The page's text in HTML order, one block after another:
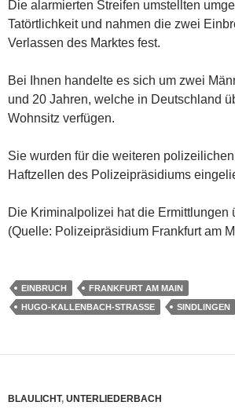
Die alarmierten Streifen umstellten
Tatörtlichkeit und nahmen die zwei
Verlassen des Marktes fest.
Bei Ihnen handelte es sich um zwei
und 20 Jahren, welche in Deutschland
Wohnsitz verfügen.
Sie wurden für die weiteren
Haftzellen des Polizeipräsidiums
Die Kriminalpolizei hat die Ermittlungen
(Quelle: Polizeipräsidium Frankfurt am
EINBRUCH
FRANKFURT AM MAIN
HUGO-KALLENBACH-STRASSE
SINDLINGEN
BLAULICHT, UNTERLIEDERBACH